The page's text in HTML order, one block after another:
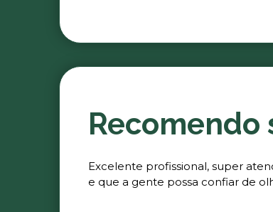
Recomendo
Excelente profissional, super
e que a gente possa confiar de